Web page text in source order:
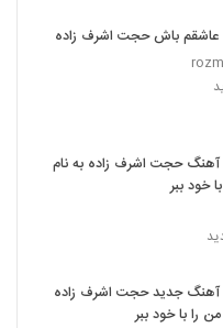
باش حجت اشرف زاده
آهنگ حجت اشرف زاده به نام
خود ببر
آهنگ جدید حجت اشرف زاده
را با خود ببر